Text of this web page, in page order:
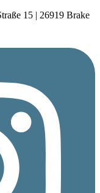
15 | 26919 Brake